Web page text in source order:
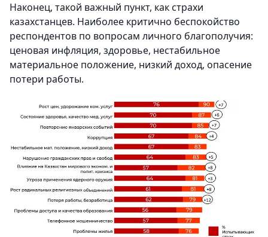
Наконец, такой важный пункт, как страхи
казахстанцев. Наиболее критично беспокойство
респондентов по вопросам личного благополучия:
ценовая инфляция, здоровье, нестабильное
материальное положение, низкий доход, опасение
потери работы.